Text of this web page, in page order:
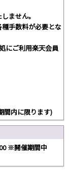
ません。
手数料が必要とな
にご利用楽天会員
間内に限ります)
※開催期間中